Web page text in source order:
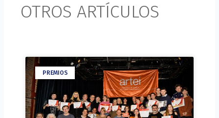
OTROS ARTÍCULOS
PREMIOS